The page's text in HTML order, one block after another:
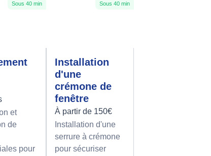
Sous 40 min
et
de
pour
Sous 40 min
Installation
d'une
crémone de
fenêtre
À partir de 150€
Installation d'une
serrure à crémone
pour sécuriser